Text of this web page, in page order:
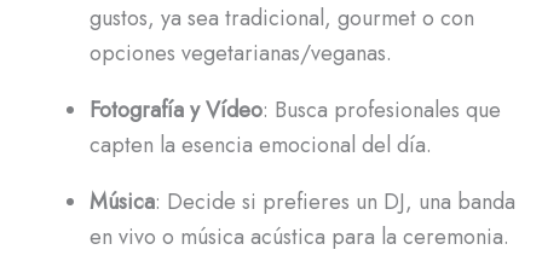
gustos, ya sea tradicional, gourmet o con
opciones vegetarianas/veganas.
Fotografía y Vídeo: Busca profesionales que
capten la esencia emocional del día.
Música: Decide si prefieres un DJ, una banda
en vivo o música acústica para la ceremonia.